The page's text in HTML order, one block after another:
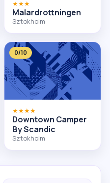
★★★
Malardrottningen
Sztokholm
0/10
★★★★
Downtown Camper
By Scandic
Sztokholm